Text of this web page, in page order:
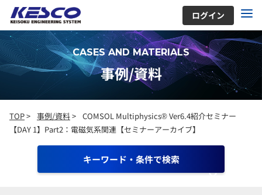
ログイン
CASES AND MATERIALS
事例/資料
TOP> 事例/資料> COMSOL Multiphysics® Ver6.4紹介セミナー
【DAY 1】Part2：電磁気系関連【セミナーアーカイブ】
キーワード・条件で検索